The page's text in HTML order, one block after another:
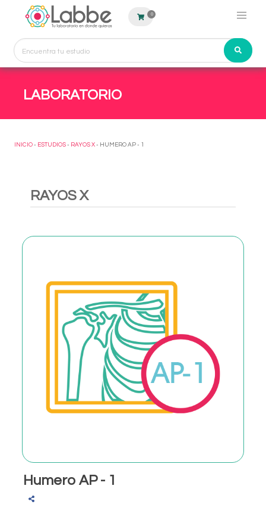
0
LABORATORIO
INICIO - ESTUDIOS - RAYOS X - HUMERO AP - 1
RAYOS X
Humero AP - 1